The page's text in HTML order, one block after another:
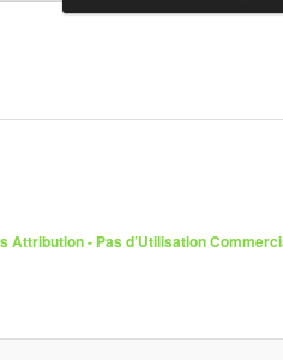
Attribution - Pas d’Utilisation